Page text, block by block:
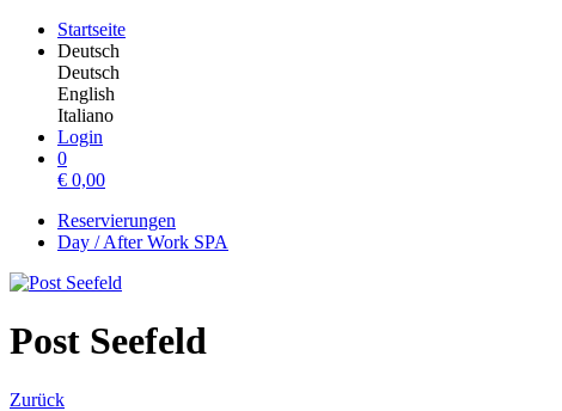
Startseite
Deutsch
Deutsch
English
Italiano
Login
0
€ 0,00
Reservierungen
Day / After Work SPA
Post Seefeld
Zurück